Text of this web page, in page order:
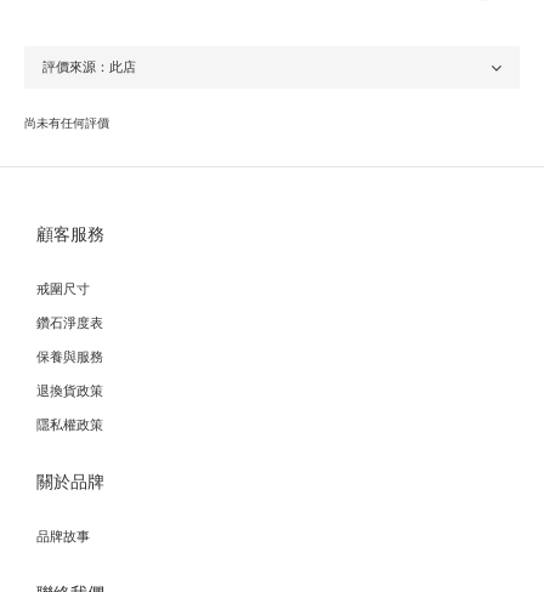
尚未有任何評價
顧客服務
戒圍尺寸
鑽石淨度表
保養與服務
退換貨政策
隱私權政策
關於品牌
品牌故事